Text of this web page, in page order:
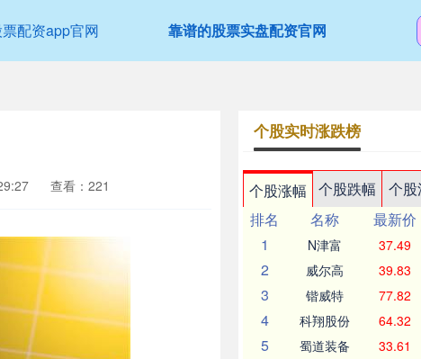
配资app官网 靠谱的股票实盘配资官网
查看：221
个股实时涨跌榜
个股涨幅 个股跌幅 个股
排名
名称 最新价
1
N津富 37.49
2 威尔高 39.83
3 锴威特 77.82
4 科翔股份 64.32
5 蜀道装备 33.61